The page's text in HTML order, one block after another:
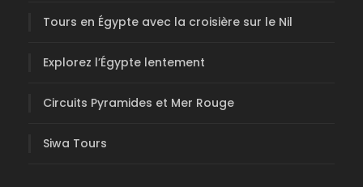
Tours en Égypte avec la croisière sur le Nil
Explorez l’Égypte lentement
Circuits Pyramides et Mer Rouge
Siwa Tours